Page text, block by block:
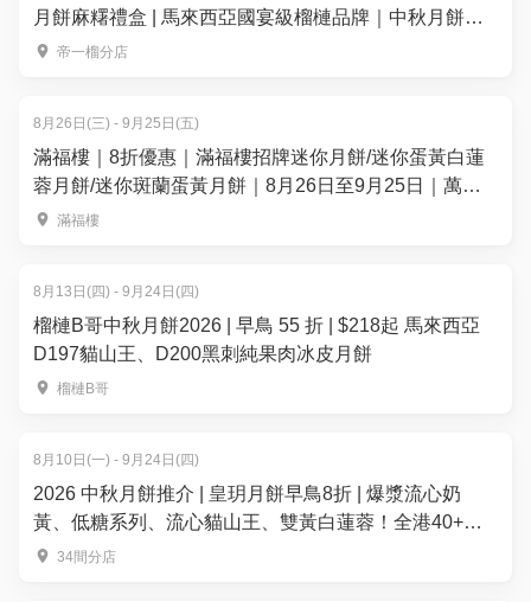
月餅麻糬禮盒 | 馬來西亞國宴級榴槤品牌｜中秋月餅
2026帝一榴分店
8月26日(三) - 9月25日(五)
滿福樓｜8折優惠｜滿福樓招牌迷你月餅/迷你蛋黃白蓮
蓉月餅/迷你斑蘭蛋黃月餅｜8月26日至9月25日｜萬麗
海景酒店滿福樓
滿福樓
8月13日(四) - 9月24日(四)
榴槤B哥中秋月餅2026 | 早鳥 55 折 | $218起 馬來西亞
D197貓山王、D200黑刺純果肉冰皮月餅
榴槤B哥
8月10日(一) - 9月24日(四)
2026 中秋月餅推介 | 皇玥月餅早鳥8折 | 爆漿流心奶
黃、低糖系列、流心貓山王、雙黃白蓮蓉！全港40+換
領點34間分店